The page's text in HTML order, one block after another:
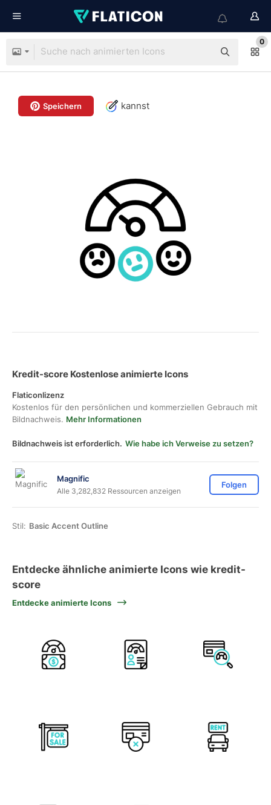
0
Speichern kannst
Kredit-score Kostenlose animierte Icons
Flaticonlizenz
Kostenlos für den persönlichen und kommerziellen Gebrauch mit
Bildnachweis. Mehr Informationen
Bildnachweis ist erforderlich. Wie habe ich Verweise zu setzen?
Magnific
Alle 3,282,832 Ressourcen anzeigen
Folgen
Stil: Basic Accent Outline
Entdecke ähnliche animierte Icons wie kredit-
score
Entdecke animierte Icons